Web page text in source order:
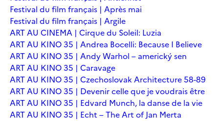
Festival du film français | Après mai
Festival du film français | Argile
ART AU CINEMA | Cirque du Soleil: Luzia
ART AU KINO 35 | Andrea Bocelli: Because I Believe
ART AU KINO 35 | Andy Warhol – americký sen
ART AU KINO 35 | Caravage
ART AU KINO 35 | Czechoslovak Architecture 58-89
ART AU KINO 35 | Devenir celle que je voudrais être
ART AU KINO 35 | Edvard Munch, la danse de la vie
ART AU KINO 35 | Echt – The Art of Jan Merta